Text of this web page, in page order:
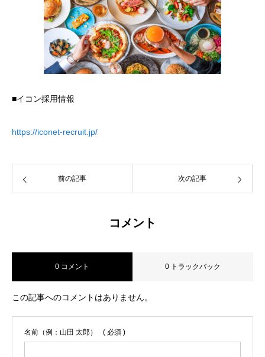
■イコン採用情報
https://iconet-recruit.jp/
前の記事 次の記事
コメント
0 コメント 0 トラックバック
この記事へのコメントはありません。
名前（例：山田 太郎） ( 必須 )